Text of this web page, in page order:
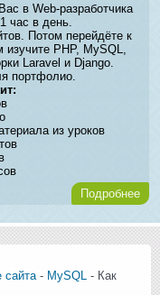
в Web-разработчика
час в день.
Потом перейдёте к
PHP, MySQL,
Laravel и Django.
портфолио.
из уроков
Подробнее
сайта - MySQL - Как